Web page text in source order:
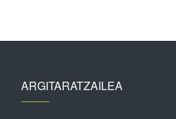
ARGITARATZAILEA